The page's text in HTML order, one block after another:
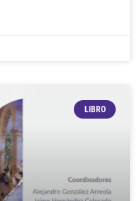
LIBRO